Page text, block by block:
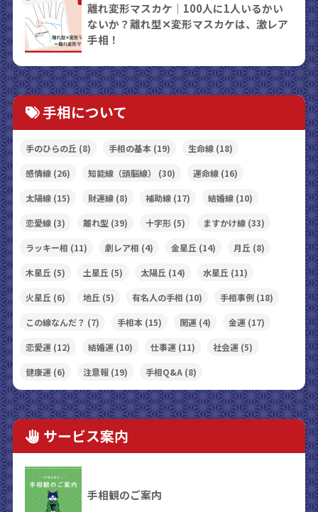
離れ変形マスカケ｜100人に1人いるかい
ないか？離れ型✕変形マスカケは、激レア
手相！
手相について
手のひらの丘 (8) 手相の基本 (19) 生命線(18)
感情線(26) 知能線（頭脳線） (30) 運命線(16)
太陽線(15) 財運線(8) 補助線(17) 結婚線(10)
恋愛線(3) 離れ型 (39) 十字形(5) ますかけ線(33)
ラッキー相 (11) 劇レア相 (4) 金星丘 (14) 月丘 (8)
木星丘 (5) 土星丘 (5) 太陽丘 (14) 水星丘 (11)
火星丘 (6) 地丘 (5) 有名人の手相 (10) 手相事例(18)
この線なんだ？ (7) 手相本 (15) 開運(4) 金運(17)
恋愛運(12) 結婚運(10) 仕事運(11) 社会運(5)
健康運(6) 注意報(19) 手相Q&A(8)
サービス案内
手相観のご案内